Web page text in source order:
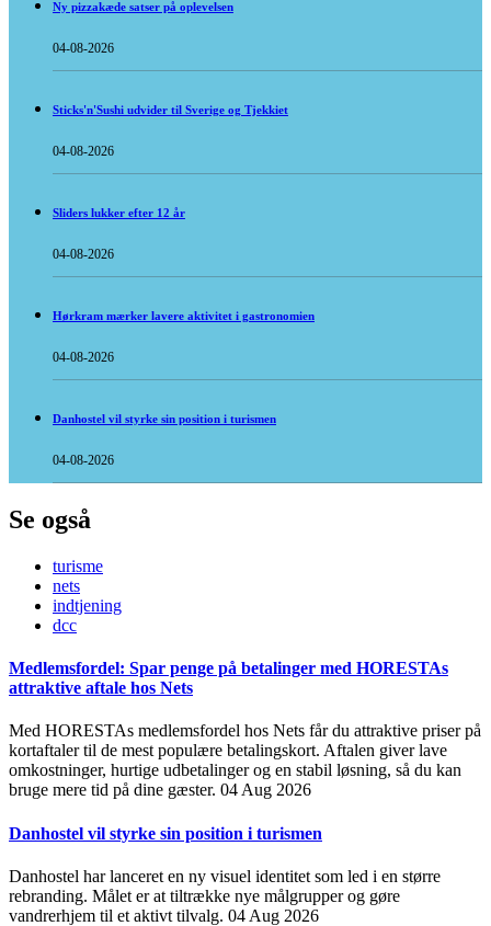
Ny pizzakæde satser på oplevelsen
04-08-2026
Sticks'n'Sushi udvider til Sverige og Tjekkiet
04-08-2026
Sliders lukker efter 12 år
04-08-2026
Hørkram mærker lavere aktivitet i gastronomien
04-08-2026
Danhostel vil styrke sin position i turismen
04-08-2026
Se også
turisme
nets
indtjening
dcc
Medlemsfordel: Spar penge på betalinger med HORESTAs
attraktive aftale hos Nets
Med HORESTAs medlemsfordel hos Nets får du attraktive priser på
kortaftaler til de mest populære betalingskort. Aftalen giver lave
omkostninger, hurtige udbetalinger og en stabil løsning, så du kan
bruge mere tid på dine gæster. 04 Aug 2026
Danhostel vil styrke sin position i turismen
Danhostel har lanceret en ny visuel identitet som led i en større
rebranding. Målet er at tiltrække nye målgrupper og gøre
vandrerhjem til et aktivt tilvalg. 04 Aug 2026